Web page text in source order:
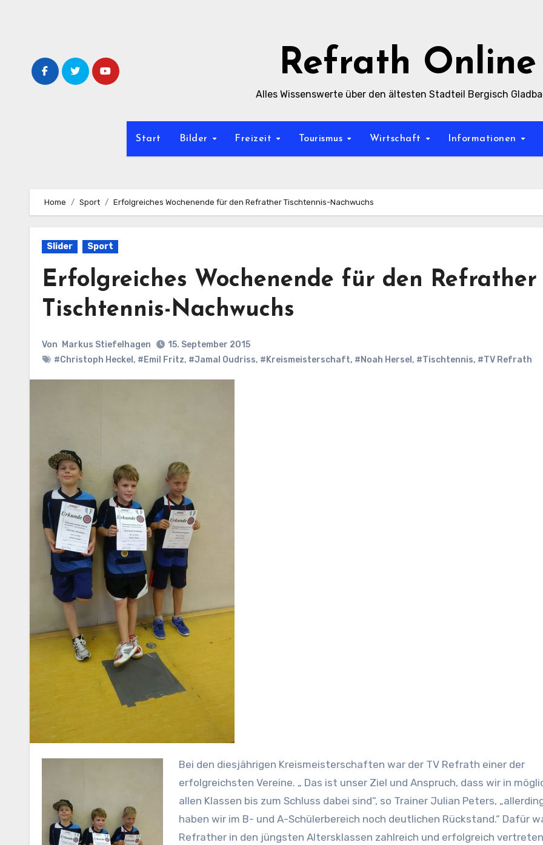
Refrath Online
Alles Wissenswerte über den ältesten Stadteil Bergisch
Start Bilder Freizeit Tourismus Wirtschaft Informationen
Home Sport Erfolgreiches Wochenende für den Refrather Tischtennis-Nachwuchs
Slider Sport
Erfolgreiches Wochenende für den Refrather
Tischtennis-Nachwuchs
Von Markus Stiefelhagen
15. September 2015
#Christoph Heckel , #Emil Fritz, #Jamal Oudriss, #Kreismeisterschaft, #Noah Hersel , #Tischtennis, #TV Refrath
Bei den diesjährigen Kreismeisterschaften war der TV Refrath einer der
erfolgreichsten Vereine. „ Das ist unser Ziel und Anspruch, dass wir in
allen Klassen bis zum Schluss dabei sind“, so Trainer Julian Peters,
haben wir im B- und A-Schülerbereich noch deutlichen Rückstand.“ Dafür
Refrather in den jüngsten Altersklassen zahlreich und erfolgreich